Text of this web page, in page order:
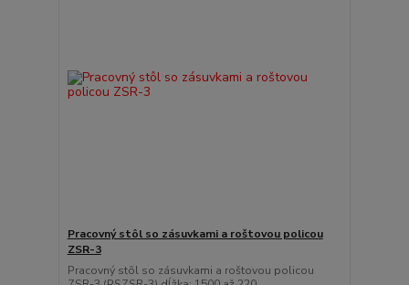
Pracovný stôl so zásuvkami a roštovou policou
ZSR-3
Pracovný stôl so zásuvkami a roštovou policou